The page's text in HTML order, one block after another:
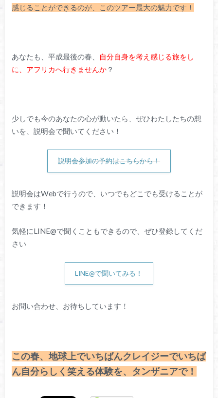
感じることができるのが、このツアー最大の魅力です！
あなたも、平成最後の春、
自分自身を考え感じる旅をし
に、アフリカへ行きませんか？
少しでも今のあなたの心が動いたら、ぜひわたしたちの想
いを、説明会で聞いてください！
説明会参加の予約はこちらから！
説明会はWebで行うので、いつでもどこでも受けることが
できます！
気軽にLINE@で聞くこともできるので、ぜひ登録してくだ
さい
LINE@で聞いてみる！
お問い合わせ、お待ちしています！
この春、地球上でいちばんクレイジーでいちば
ん自分らしく笑える体験を、タンザニアで！